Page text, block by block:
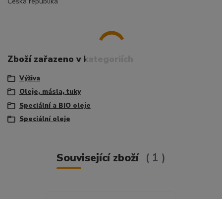
Zboží zařazeno v kategoriích
Výživa
Oleje, másla, tuky
Speciální a BIO oleje
Speciální oleje
Související zboží 1